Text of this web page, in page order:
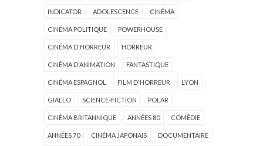
INDICATOR ADOLESCENCE CINÉMA
CINÉMA POLITIQUE POWERHOUSE
CINÉMA D'HORREUR HORREUR
CINÉMA D'ANIMATION FANTASTIQUE
CINÉMA ESPAGNOL FILM D'HORREUR LYON
GIALLO SCIENCE-FICTION POLAR
CINÉMA BRITANNIQUE ANNÉES 80 COMÉDIE
ANNÉES 70 CINÉMA JAPONAIS DOCUMENTAIRE